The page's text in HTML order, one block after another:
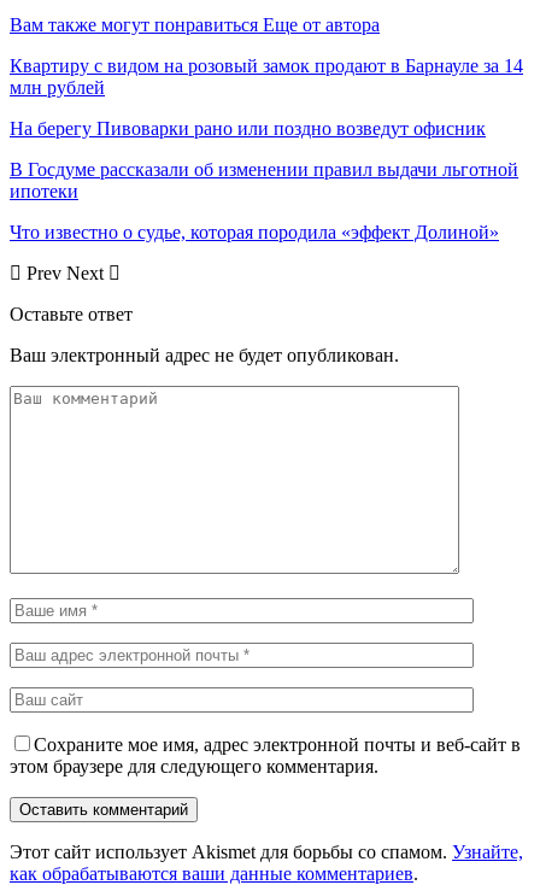
Вам также могут понравиться Еще от автора
Квартиру с видом на розовый замок продают в Барнауле за 14
млн рублей
На берегу Пивоварки рано или поздно возведут офисник
В Госдуме рассказали об изменении правил выдачи льготной
ипотеки
Что известно о судье, которая породила «эффект Долиной»
Prev Next
Оставьте ответ
Ваш электронный адрес не будет опубликован.
Сохраните мое имя, адрес электронной почты и веб-сайт в
этом браузере для следующего комментария.
Этот сайт использует Akismet для борьбы со спамом. Узнайте,
как обрабатываются ваши данные комментариев.